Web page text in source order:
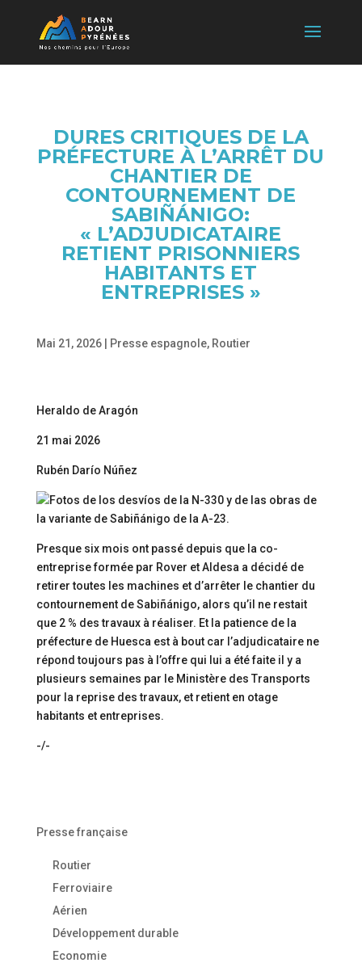
DURES CRITIQUES DE LA
PRÉFECTURE À L’ARRÊT DU
CHANTIER DE
CONTOURNEMENT DE
SABIÑÁNIGO:
« L’ADJUDICATAIRE
RETIENT PRISONNIERS
HABITANTS ET
ENTREPRISES »
Mai 21, 2026| Presse espagnole, Routier
Heraldo de Aragón
21 mai 2026
Rubén Darío Núñez
Presque six mois ont passé depuis que la co-
entreprise formée par Rover et Aldesa a décidé de
retirer toutes les machines et d’arrêter le chantier du
contournement de Sabiñánigo, alors qu’il ne restait
que 2 % des travaux à réaliser. Et la patience de la
préfecture de Huesca est à bout car l’adjudicataire ne
répond toujours pas à l’offre qui lui a été faite il y a
plusieurs semaines par le Ministère des Transports
pour la reprise des travaux, et retient en otage
habitants et entreprises.
-/-
Presse française
Routier
Ferroviaire
Aérien
Développement durable
Economie